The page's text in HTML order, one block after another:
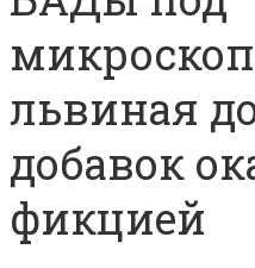
львиная
добавок
фикцией